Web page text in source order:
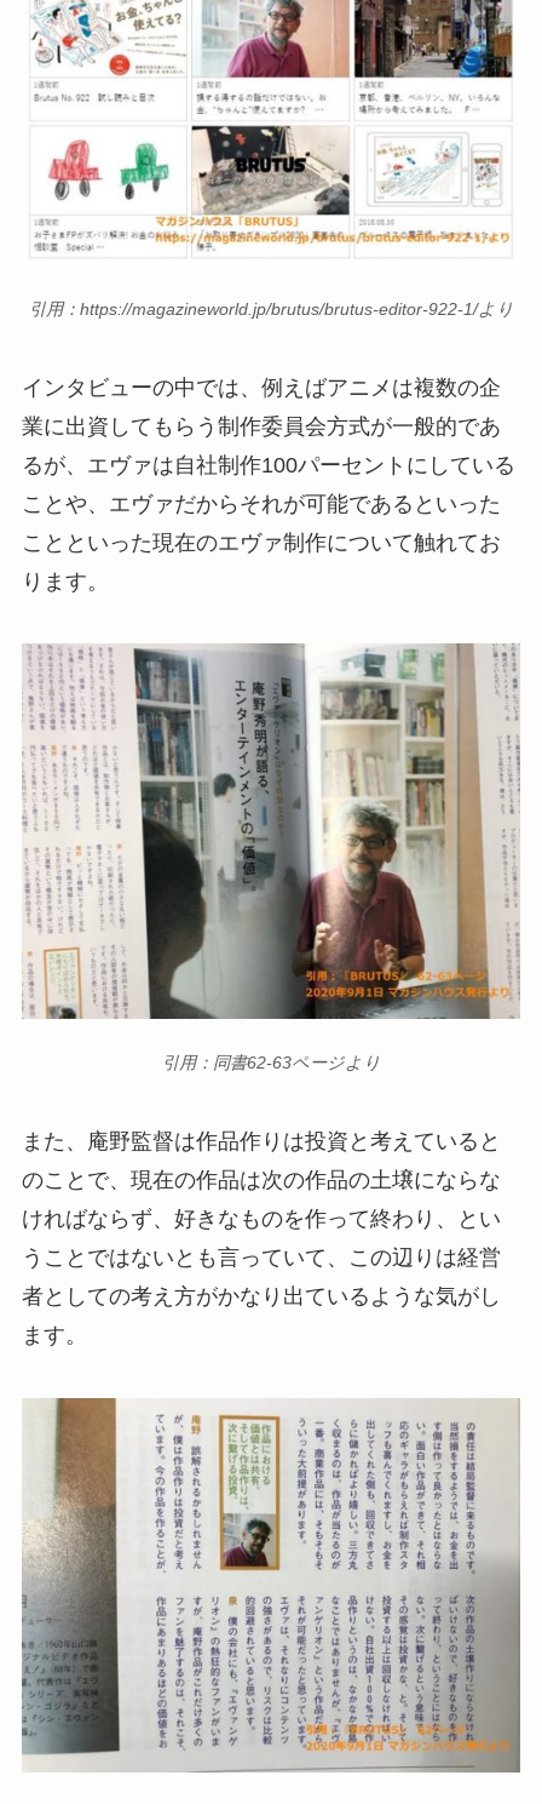
引用：https://magazineworld.jp/brutus/brutus-editor-922-1/より
インタビューの中では、例えばアニメは複数の企
業に出資してもらう制作委員会方式が一般的であ
るが、エヴァは自社制作100パーセントにしている
ことや、エヴァだからそれが可能であるといった
ことといった現在のエヴァ制作について触れてお
ります。
引用：同書62-63ページより
また、庵野監督は作品作りは投資と考えていると
のことで、現在の作品は次の作品の土壌にならな
ければならず、好きなものを作って終わり、とい
うことではないとも言っていて、この辺りは経営
者としての考え方がかなり出ているような気がし
ます。